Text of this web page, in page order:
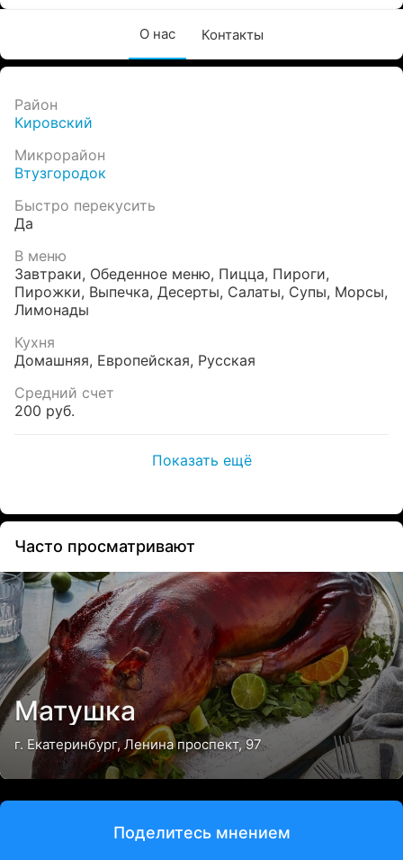
О нас Контакты
Район
Кировский
Микрорайон
Втузгородок
Быстро перекусить
Да
В меню
Завтраки, Обеденное меню, Пицца, Пироги,
Пирожки, Выпечка, Десерты, Салаты, Супы, Морсы,
Лимонады
Кухня
Домашняя, Европейская, Русская
Средний счет
200 руб.
Показать ещё
Часто просматривают
Матушка
г. Екатеринбург, Ленина проспект, 97
Поделитесь мнением